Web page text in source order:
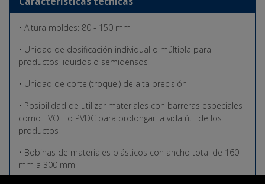
• Altura moldes: 80 - 150 mm
• Unidad de dosificación individual o múltipla para
productos liquidos o semidensos
• Unidad de corte (troquel) de alta precisión
• Posibilidad de utilizar materiales con barreras especiales
como EVOH o PVDC para prolongar la vida útil de los
productos
• Bobinas de materiales plásticos con ancho total de 160
mm a 300 mm